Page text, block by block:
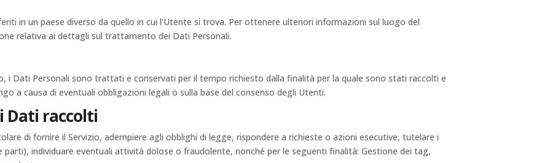
in un paese diverso da quello in cui l’Utente si trova. Per ottenere ulteriori informazioni sul luogo del
relativa ai dettagli sul trattamento dei Dati Personali.
i Dati Personali sono trattati e conservati per il tempo richiesto dalla finalità per la quale sono stati raccolti e
a causa di eventuali obbligazioni legali o sulla base del consenso degli Utenti.
Dati raccolti
di fornire il Servizio, adempiere agli obblighi di legge, rispondere a richieste o azioni esecutive, tutelare i
individuare eventuali attività dolose o fraudolente, nonché per le seguenti finalità: Gestione dei tag,